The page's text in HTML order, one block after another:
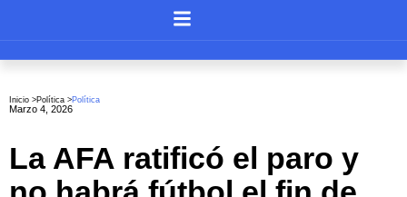
Inicio >Política >Política
Marzo 4, 2026
La AFA ratificó el paro y